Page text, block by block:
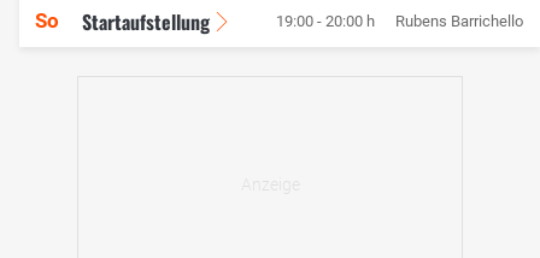
So Startaufstellung 19:00 - 20:00 h Rubens Barrichello